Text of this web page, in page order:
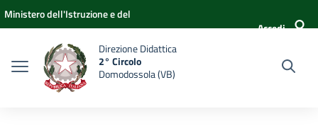
Vai ai contenuti
Vai al menu di navigazione
Vai al footer
Ministero dell'Istruzione e del
Accedi
Direzione Didattica
2° Circolo
Domodossola (VB)